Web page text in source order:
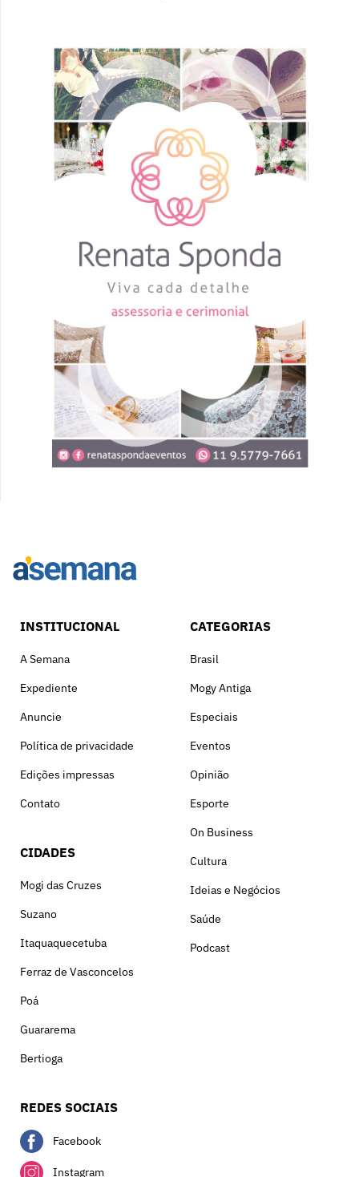
INSTITUCIONAL
A Semana
Expediente
Anuncie
Política de privacidade
Edições impressas
Contato
CIDADES
Mogi das Cruzes
Suzano
Itaquaquecetuba
Ferraz de Vasconcelos
Poá
Guararema
Bertioga
CATEGORIAS
Brasil
Mogy Antiga
Especiais
Eventos
Opinião
Esporte
On Business
Cultura
Ideias e Negócios
Saúde
Podcast
REDES SOCIAIS
Facebook
Instagram